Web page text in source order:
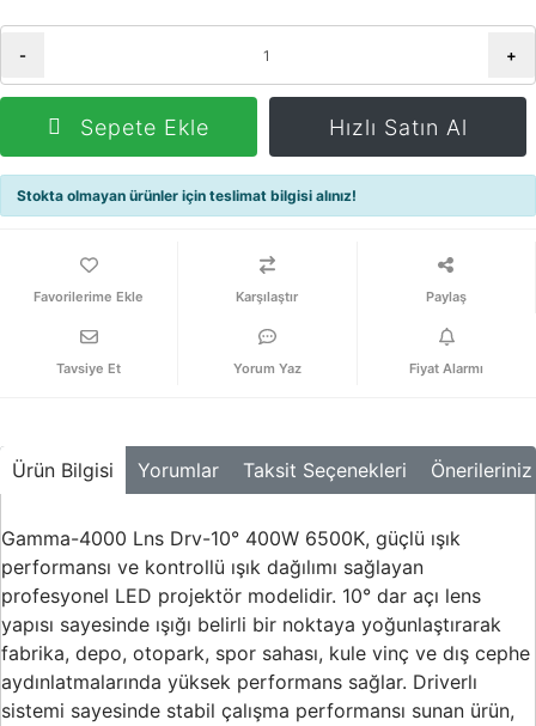
- +
Sepete Ekle Hızlı Satın Al
Stokta olmayan ürünler için teslimat bilgisi alınız!
Karşılaştır Paylaş
Tavsiye Et Yorum Yaz Fiyat Alarmı
Ürün Bilgisi Yorumlar Taksit Seçenekleri Önerileriniz
Gamma-4000 Lns Drv-10° 400W 6500K, güçlü ışık
performansı ve kontrollü ışık dağılımı sağlayan
profesyonel LED projektör modelidir. 10° dar açı lens
yapısı sayesinde ışığı belirli bir noktaya yoğunlaştırarak
fabrika, depo, otopark, spor sahası, kule vinç ve dış cephe
aydınlatmalarında yüksek performans sağlar. Driverlı
sistemi sayesinde stabil çalışma performansı sunan ürün,